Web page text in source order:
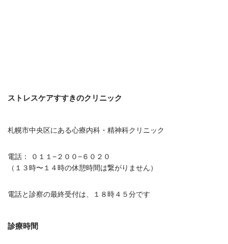
ストレスケアすすきのクリニック
札幌市中央区にある心療内科・精神科クリニック
電話： ０１１−２００−６０２０
（１３時〜１４時の休憩時間は繋がりません）
電話と診察の最終受付は、１８時４５分です
診療時間